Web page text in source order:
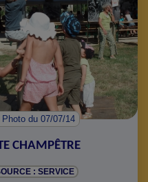
Photodu 07/07/14
CHAMPÊTRE
: SERVICE